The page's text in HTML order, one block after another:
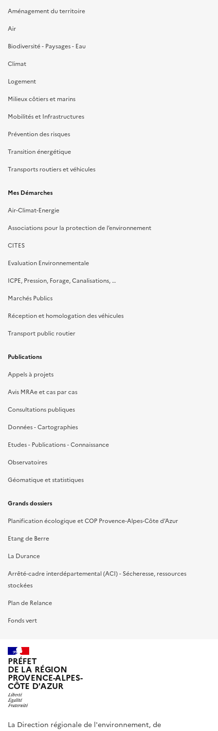
Aménagement du territoire
Air
Biodiversité - Paysages - Eau
Climat
Logement
Milieux côtiers et marins
Mobilités et Infrastructures
Prévention des risques
Transition énergétique
Transports routiers et véhicules
Mes Démarches
Air-Climat-Energie
Associations pour la protection de l’environnement
CITES
Evaluation Environnementale
ICPE, Pression, Forage, Canalisations, …
Marchés Publics
Réception et homologation des véhicules
Transport public routier
Publications
Appels à projets
Avis MRAe et cas par cas
Consultations publiques
Données - Cartographies
Etudes - Publications - Connaissance
Observatoires
Géomatique et statistiques
Grands dossiers
Planification écologique et COP Provence-Alpes-Côte d’Azur
Etang de Berre
La Durance
Arrêté-cadre interdépartemental (ACI) - Sécheresse, ressources
stockées
Plan de Relance
Fonds vert
PRÉFET
DE LA RÉGION
PROVENCE-ALPES-
CÔTE D'AZUR
La Direction régionale de l'environnement, de